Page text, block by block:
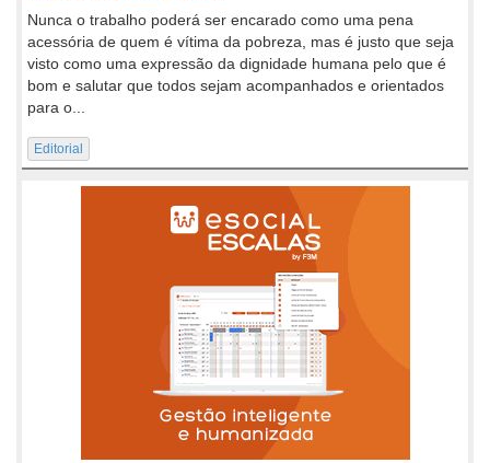
Nunca o trabalho poderá ser encarado como uma pena
acessória de quem é vítima da pobreza, mas é justo que seja
visto como uma expressão da dignidade humana pelo que é
bom e salutar que todos sejam acompanhados e orientados
para o...
Editorial